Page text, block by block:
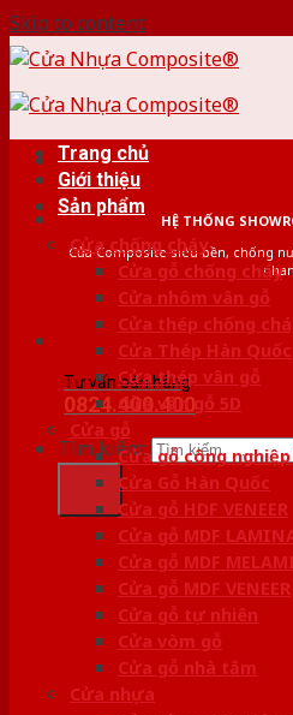
Skip to content
HỆ THỐNG
Cửa Composite siêu bền, chống
Tư vấn bán hàng
0824.400.400
Tìm kiếm:
Trang chủ
Giới thiệu
Sản phẩm
Cửa chống cháy
Cửa gỗ chống cháy
Cửa nhôm vân gỗ
Cửa thép chống
Cửa Thép Hàn Quốc
Cửa thép vân gỗ
Cửa vân gỗ 5D
Cửa gỗ
Cửa gỗ công nghiệp
Cửa Gỗ Hàn Quốc
Cửa gỗ HDF VENEER
Cửa gỗ MDF
Cửa gỗ MDF
Cửa gỗ MDF VENEER
Cửa gỗ tự nhiên
Cửa vòm gỗ
Cửa gỗ nhà tắm
Cửa nhựa